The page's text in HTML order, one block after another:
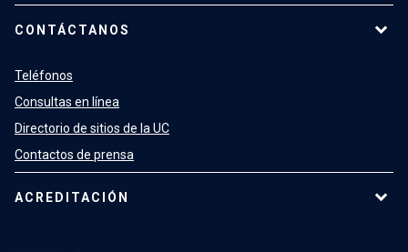
CONTÁCTANOS
Teléfonos
Consultas en línea
Directorio de sitios de la UC
Contactos de prensa
ACREDITACIÓN